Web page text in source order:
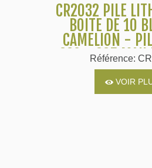
CR2032 PILE
BOITE DE 10
CAMELION -
220 - 225 MAH
DE
Référence:
VOIR